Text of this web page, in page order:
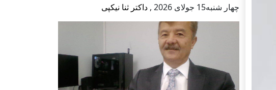
چهار شنبه15 جولای 2026 , داکتر ثنا نیکپی